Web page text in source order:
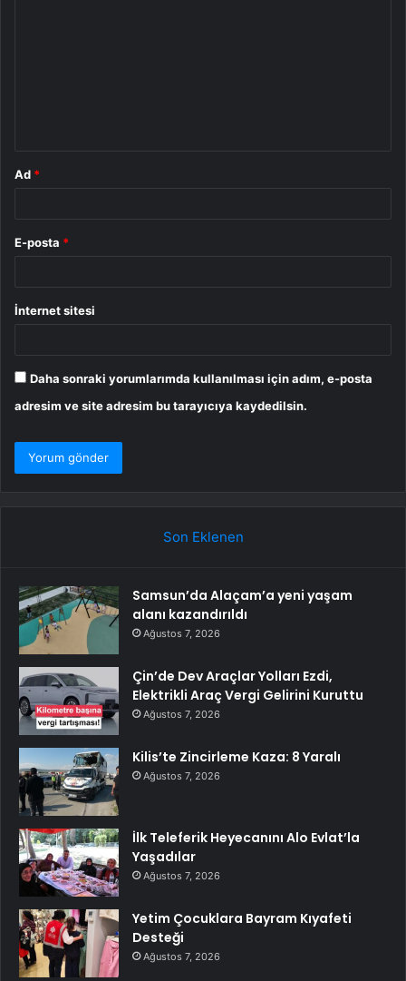
Ad *
E-posta *
İnternet sitesi
Daha sonraki yorumlarımda kullanılması için adım, e-posta
adresim ve site adresim bu tarayıcıya kaydedilsin.
Son Eklenen
Samsun’da Alaçam’a yeni yaşam
alanı kazandırıldı
Ağustos 7, 2026
Çin’de Dev Araçlar Yolları Ezdi,
Elektrikli Araç Vergi Gelirini Kuruttu
Ağustos 7, 2026
Kilis’te Zincirleme Kaza: 8 Yaralı
Ağustos 7, 2026
İlk Teleferik Heyecanını Alo Evlat’la
Yaşadılar
Ağustos 7, 2026
Yetim Çocuklara Bayram Kıyafeti
Desteği
Ağustos 7, 2026